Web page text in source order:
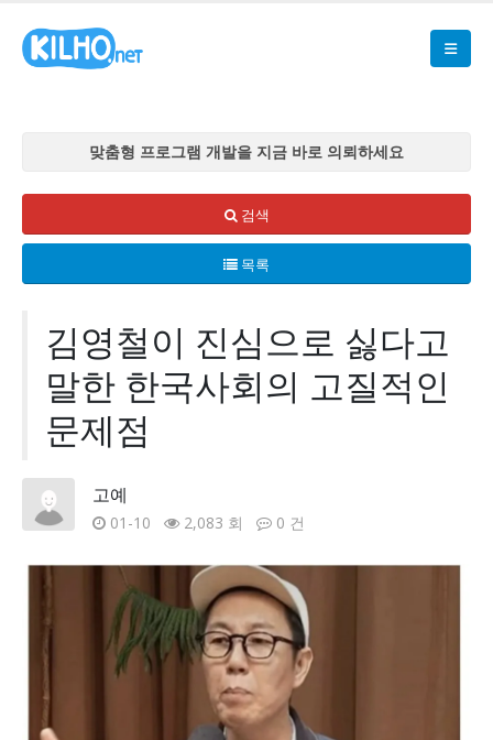
맞춤형 프로그램 개발을 지금 바로 의뢰하세요
맞춤형 프로그램 개발을 지금 바로 의뢰하세요
맞춤형 프로그램 개발을 지금 바로 의뢰하세요
맞춤형 프로그램 개발을 지금 바로 의뢰하세요
검색
목록
김영철이 진심으로 싫다고
말한 한국사회의 고질적인
문제점
고예
01-10 2,083 회 0 건